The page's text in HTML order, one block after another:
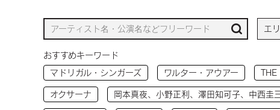
おすすめキーワード
マドリガル・シンガーズ
ワルター・アウアー
オクサーナ 岡本真夜、小野正利、澤田知可子、中西圭